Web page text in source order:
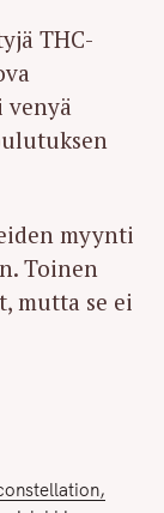
THC-
venyä
myynti
Toinen
mutta se ei